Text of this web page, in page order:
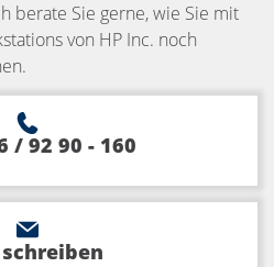
berate Sie gerne, wie Sie mit
von HP Inc. noch
/ 92 90 - 160